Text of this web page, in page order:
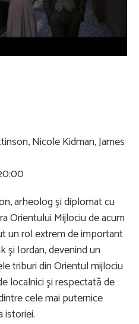
Play
Video
Nicole Kidman, James
arheolog şi diplomat cu
Orientului Mijlociu de acum
un rol extrem de important
şi Iordan, devenind un
triburi din Orientul mijlociu
localnici şi respectată de
cele mai puternice
istoriei.